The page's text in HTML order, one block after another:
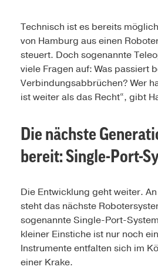
Technisch ist es bereits
von Hamburg aus einen
steuert. Doch sogenannte
viele Fragen auf: Was passiert
Verbindungsabbrüchen? Wer
ist weiter als das Recht“, gibt
Die nächste
bereit: Single-Port-
Die Entwicklung geht weiter.
steht das nächste
sogenannte Single-Port-
kleiner Einstiche ist nur noch
Instrumente entfalten sich im
einer Krake.